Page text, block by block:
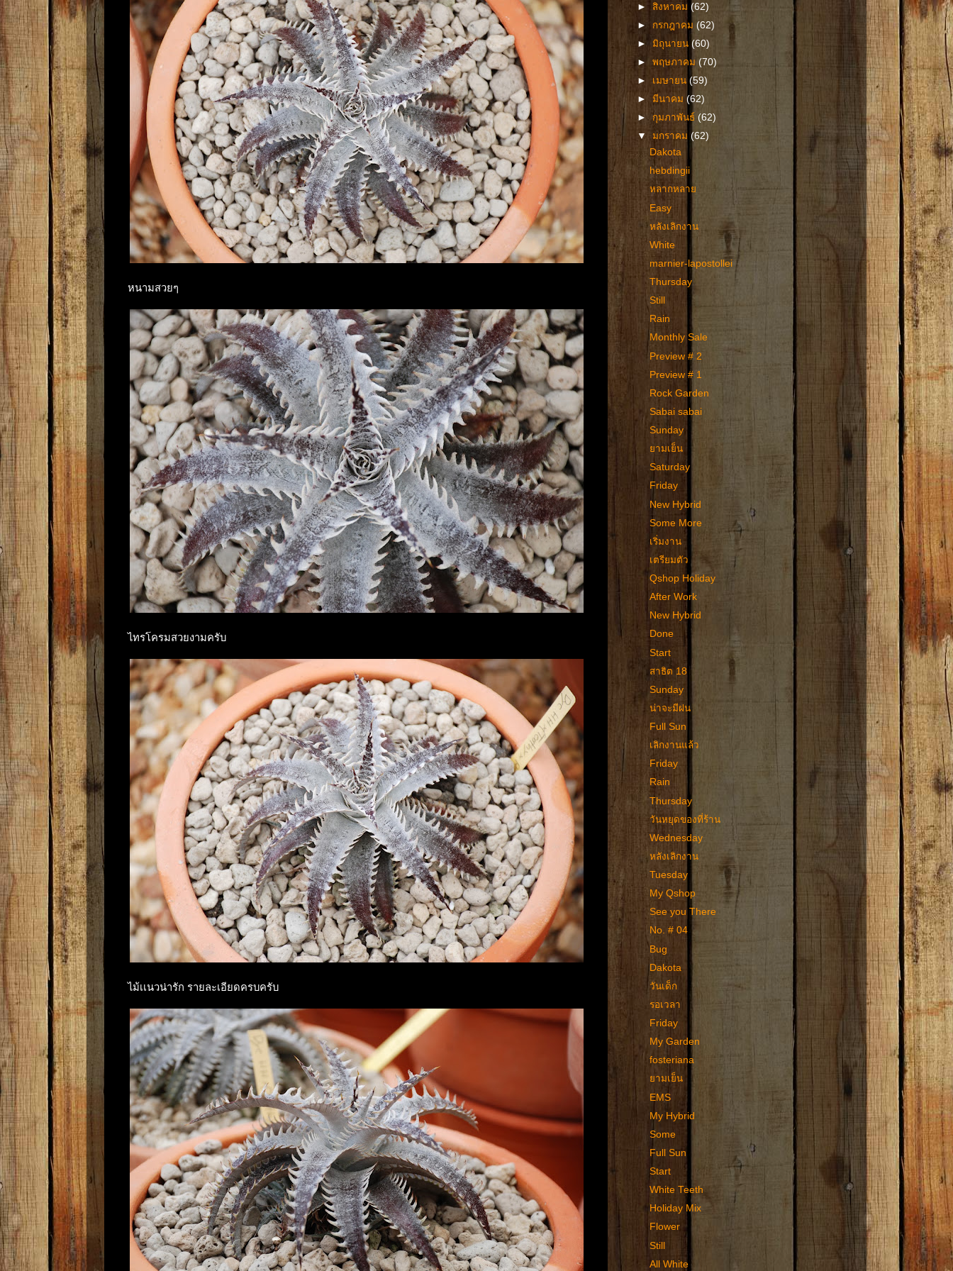
หนามสวยๆ
ไทรโครมสวยงามครับ
ไม้เเนวน่ารัก รายละเอียดครบครับ
►สิงหาคม(62)
► กรกฎาคม(62)
►มิถุนายน(60)
►พฤษภาคม(70)
► เมษายน(59)
►มีนาคม(62)
►กุมภาพันธ์(62)
▼มกราคม(62)
Dakota
hebdingii
หลากหลาย
Easy
หลังเลิกงาน
White
marnier-lapostollei
Thursday
Still
Rain
Monthly Sale
Preview # 2
Preview # 1
Rock Garden
Sabai sabai
Sunday
ยามเย็น
Saturday
Friday
New Hybrid
Some More
เริ่มงาน
เตรียมตัว
Qshop Holiday
After Work
New Hybrid
Done
Start
สาธิต 18
Sunday
น่าจะมีฝน
Full Sun
เลิกงานแล้ว
Friday
Rain
Thursday
วันหยุดของที่ร้าน
Wednesday
หลังเลิกงาน
Tuesday
My Qshop
See you There
No. # 04
Bug
Dakota
วันเด็ก
รอเวลา
Friday
My Garden
fosteriana
ยามเย็น
EMS
My Hybrid
Some
Full Sun
Start
White Teeth
Holiday Mix
Flower
Still
All White